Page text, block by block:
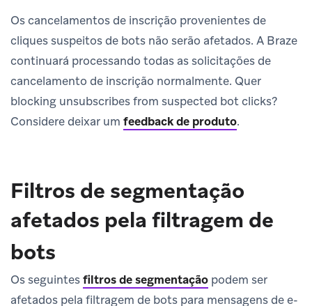
Os cancelamentos de inscrição provenientes de
cliques suspeitos de bots não serão afetados. A Braze
continuará processando todas as solicitações de
cancelamento de inscrição normalmente. Quer
blocking unsubscribes from suspected bot clicks?
Considere deixar um feedback de produto.
Filtros de segmentação
afetados pela filtragem de
bots
Os seguintesfiltros de segmentação podem ser
afetados pela filtragem de bots para mensagens de e-